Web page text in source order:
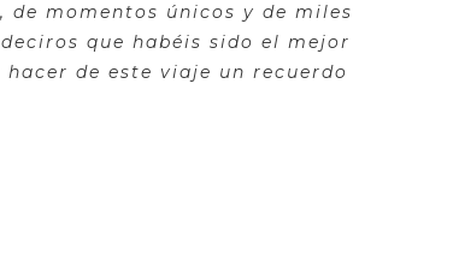
momentos únicos y de miles
que habéis sido el mejor
de este viaje un recuerdo